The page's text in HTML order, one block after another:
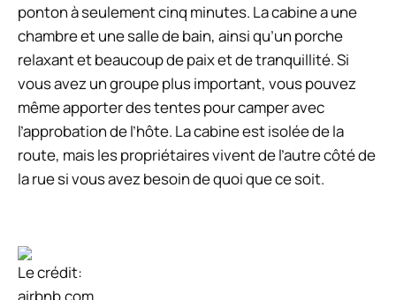
ponton à seulement cinq minutes. La cabine a une
chambre et une salle de bain, ainsi qu’un porche
relaxant et beaucoup de paix et de tranquillité. Si
vous avez un groupe plus important, vous pouvez
même apporter des tentes pour camper avec
l’approbation de l’hôte. La cabine est isolée de la
route, mais les propriétaires vivent de l’autre côté de
la rue si vous avez besoin de quoi que ce soit.
Le crédit: